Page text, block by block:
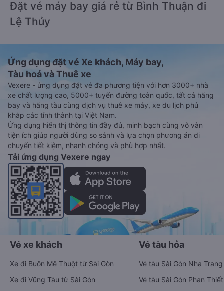
Đặt vé máy bay giá rẻ từ Bình Thuận đi
Lệ Thủy
Ứng dụng đặt vé Xe khách, Máy bay,
Tàu hoả và Thuê xe
Vexere - ứng dụng đặt vé đa phương tiện với hơn 3000+ nhà
xe chất lượng cao, 5000+ tuyến đường toàn quốc, tất cả hãng
bay và hãng tàu cùng dịch vụ thuê xe máy, xe du lịch phủ
khắp các tỉnh thành tại Việt Nam.
Ứng dụng hiển thị thông tin đầy đủ, minh bạch cùng vô vàn
tiện ích giúp người dùng so sánh và lựa chọn phương án di
chuyển tiết kiệm, nhanh chóng và phù hợp nhất.
Tải ứng dụng Vexere ngay
Vé xe khách
Xe đi Buôn Mê Thuột từ Sài Gòn
Xe đi Vũng Tàu từ Sài Gòn
Vé tàu hỏa
Vé tàu Sài Gòn Nha Trang
Vé tàu Sài Gòn Phan Thiết